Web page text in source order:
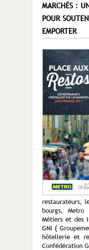
MARCHÉS :
POUR
EMPORTER
restaurateurs,
bourgs, Metro
Métiers et des
GNI (
hôtellerie et
Confédération